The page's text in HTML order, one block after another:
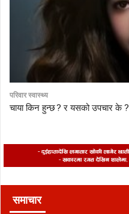
परिवार स्वास्थ्य
चाया किन हुन्छ ? र यसको उपचार के ?
समाचार